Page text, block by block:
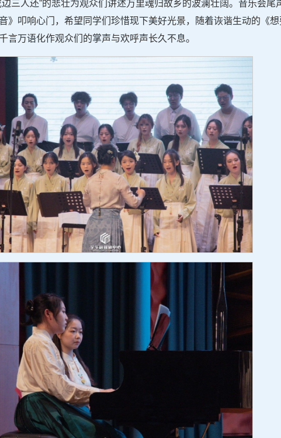
三人还”的悲壮为观众们讲述万里魂归故乡的波澜壮阔。音乐会尾
》叩响心门，希望同学们珍惜现下美好光景，随着诙谐生动的《
万语化作观众们的掌声与欢呼声长久不息。